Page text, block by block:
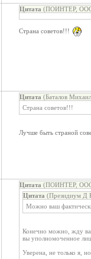
Цитата (ПОИНТЕР, ООО
Страна советов!!!
Цитата (Баталов
Страна советов!!!
Лучше быть страной
Цитата (ПОИНТЕР, ООО
Цитата (Президиум Д
Можно ваш
Конечно можно, жду
вы уполномоченное
Уверена, не только я,